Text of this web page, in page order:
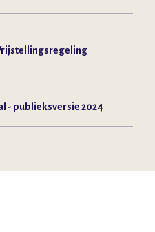
- publieksversie 2024